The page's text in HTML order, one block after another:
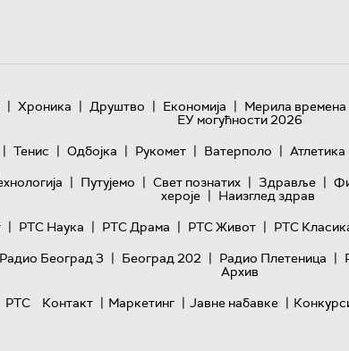
| Хроника | Друштво | Економија | Мерила времена
ЕУ могућности 2026
| Тенис | Одбојка | Рукомет | Ватерполо | Атлетика
| Путујемо | Свет познатих | Здравље |
хероје | Наизглед здрав
| РТС Наука | РТС Драма | РТС Живот | РТС
Радио Београд 3 | Београд 202 | Радио Плетеница |
Архив
РТС
Контакт | Маркетинг | Јавне набавке |